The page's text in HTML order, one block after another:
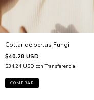
Collar de perlas Fungi
$40.28 USD
$34.24 USD con Transferencia